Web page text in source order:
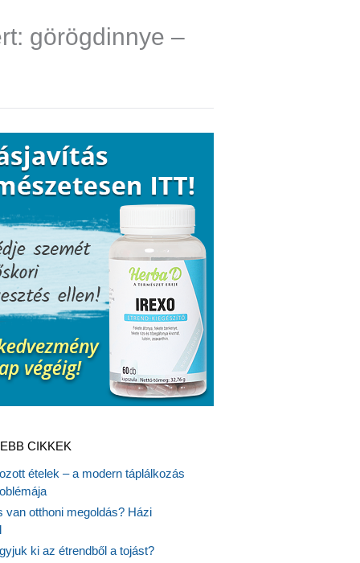
görögdinnye –
CIKKEK
ételek – a modern táplálkozás
van otthoni megoldás? Házi
ki az étrendből a tojást?